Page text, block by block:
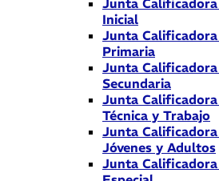
Junta
Inicial
Junta
Primaria
Junta
Secundaria
Junta
Técnica y Trabajo
Junta
Jóvenes y Adultos
Junta